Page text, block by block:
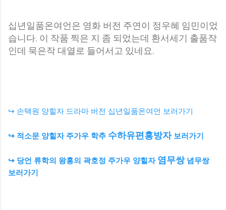
십년일품온여언은 영화 버전 주연이 정우혜 임민이었
습니다. 이 작품 찍은 지 좀 되었는데 환서세기 출품작
인데 묵은작 대열로 들어서고 있네요.
↪ 손택원 양힐자 드라마 버전 십년일품온여언 보러가기
↪ 적소문 양힐자 주가우 학추 수하유편홍방자보러가기
↪ 당언 류학의 왕홍의 곽호정 주가우 양힐자 염무쌍념무쌍
보러가기